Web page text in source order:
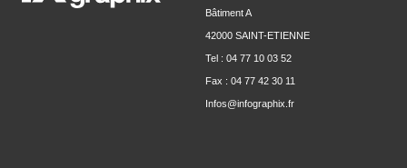
Bâtiment A
42000 SAINT-ETIENNE
Tel : 04 77 10 03 52
Fax : 04 77 42 30 11
Infos@infographix.fr